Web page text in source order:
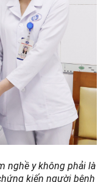
nghề y không phải là
kiến người bệnh